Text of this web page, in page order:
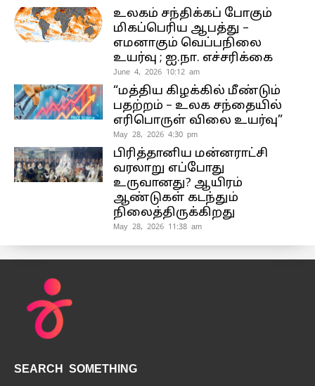
உலகம் சந்திக்கப் போகும்
மிகப்பெரிய ஆபத்து –
எமனாகும் வெப்பநிலை
உயர்வு ; ஐ.நா. எச்சரிக்கை
June 4, 2026 10:12 am
“மத்திய கிழக்கில் மீண்டும்
பதற்றம் – உலக சந்தையில்
எரிபொருள் விலை உயர்வு”
May 28, 2026 4:30 pm
பிரித்தானிய மன்னராட்சி
வரலாறு எப்போது
உருவானது? ஆயிரம்
ஆண்டுகள் கடந்தும்
நிலைத்திருக்கிறது
May 28, 2026 11:38 am
SEARCH SOMETHING